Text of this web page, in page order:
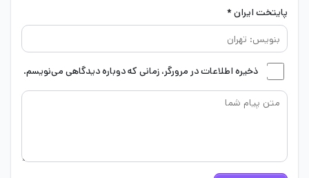
پایتخت ایران *
ذخیره اطلاعات در مرورگر، زمانی که دوباره دیدگاهی می‌نویسم.